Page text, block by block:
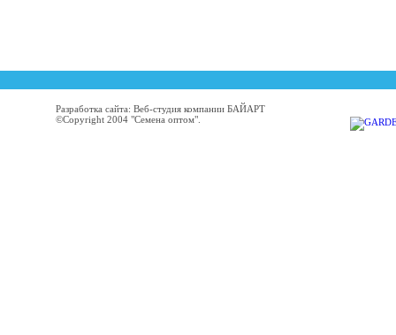
Разработка сайта: Веб-студия компании БАЙАРТ
©Copyright 2004 "Семена оптом".